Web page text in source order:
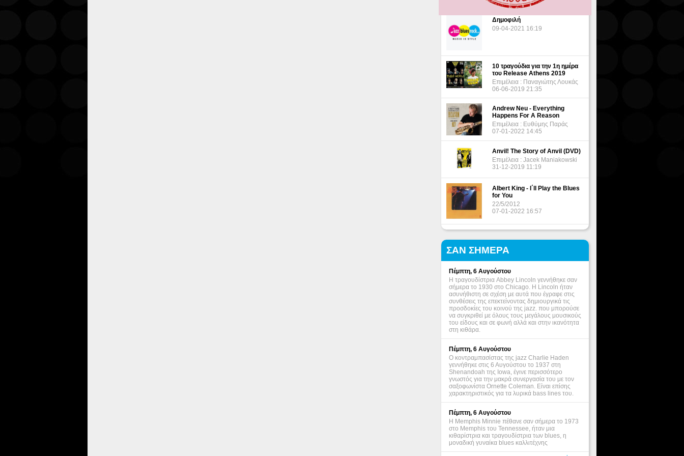
Δημοφιλή
09-04-2021 16:19
10 τραγούδια για την 1η ημέρα
του Release Athens 2019
Επιμέλεια : Παναγιώτης Λουκάς
06-06-2019 21:35
Andrew Neu - Everything
Happens For A Reason
Επιμέλεια : Ευθύμης Παράς
07-01-2022 14:45
Anvil! The Story of Anvil (DVD)
Επιμέλεια : Jacek Maniakowski
31-12-2019 11:19
Albert King - I΄ll Play the Blues
for You
22/5/2012
07-01-2022 16:57
ΣΑΝ ΣΗΜΕΡΑ
Πέμπτη, 6 Αυγούστου
Η τραγουδίστρια Abbey Lincoln γεννήθηκε σαν
σήμερα το 1930 στο Chicago. Η Lincoln ήταν
ασυνήθιστη σε σχέση με αυτά που έγραφε στις
συνθέσεις της επεκτείνοντας δημιουργικά τις
προσδοκίες του κοινού της jazz. που μπορούσε
να συγκριθεί με όλους τους μεγάλους μουσικούς
του είδους και σε φωνή αλλά και στην ικανότητα
στη κιθάρα.
Πέμπτη, 6 Αυγούστου
Ο κοντραμπασίστας της jazz Charlie Haden
γεννήθηκε στις 6 Αυγούστου το 1937 στη
Shenandoah της Iowa, έγινε περισσότερο
γνωστός για την μακρά συνεργασία του με τον
σαξοφωνίστα Ornette Coleman. Είναι επίσης
χαρακτηριστικός για τα λυρικά bass lines του.
Πέμπτη, 6 Αυγούστου
Η Memphis Minnie πέθανε σαν σήμερα το 1973
στο Memphis του Tennessee, ήταν μια
κιθαρίστρια και τραγουδίστρια των blues, η
μοναδική γυναίκα blues καλλιτέχνης